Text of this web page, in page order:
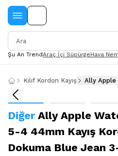
Şu An TrendAraç İçi SüpürgeHava
Kılıf Kordon Kayış Ally Apple
Diğer Ally Apple
5-4 44mm Kayış
Dokuma Blue Jean